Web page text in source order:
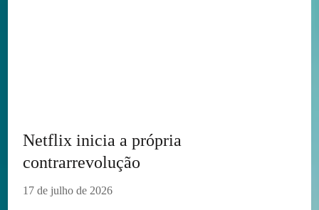
Netflix inicia a própria
contrarrevolução
17 de julho de 2026